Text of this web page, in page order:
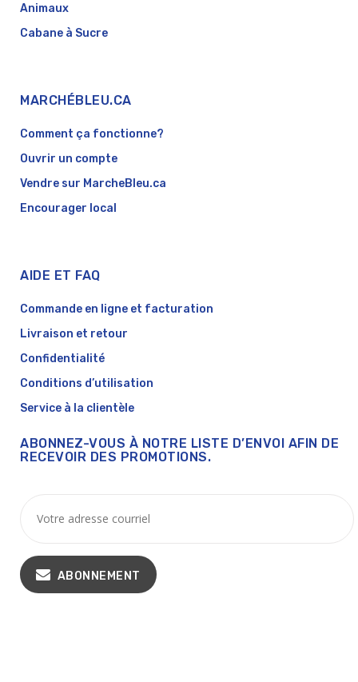
Animaux
Cabane à Sucre
MARCHÉBLEU.CA
Comment ça fonctionne?
Ouvrir un compte
Vendre sur MarcheBleu.ca
Encourager local
AIDE ET FAQ
Commande en ligne et facturation
Livraison et retour
Confidentialité
Conditions d’utilisation
Service à la clientèle
ABONNEZ-VOUS À NOTRE LISTE D’ENVOI AFIN DE
RECEVOIR DES PROMOTIONS.
ABONNEMENT